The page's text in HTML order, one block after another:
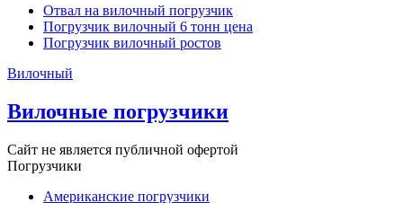
Отвал на вилочный погрузчик
Погрузчик вилочный 6 тонн цена
Погрузчик вилочный ростов
Вилочный
Вилочные погрузчики
Сайт не является публичной офертой
Погрузчики
Американские погрузчики